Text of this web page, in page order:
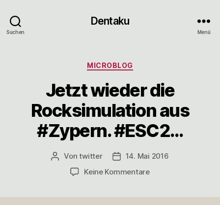
Suchen
Dentaku
Menü
Kategorien
MICROBLOG
Jetzt wieder die
Rocksimulation aus
#Zypern. #ESC2…
Beitragsautor
Vontwitter Veröffentlichungsdatum
14. Mai 2016
Keine Kommentarezu